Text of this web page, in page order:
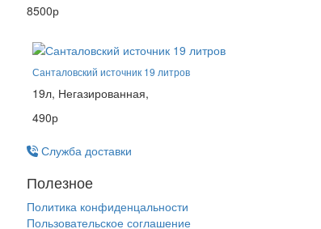
8500р
Санталовский источник 19 литров
19л, Негазированная,
490р
Служба доставки
Полезное
Политика конфиденцальности
Пользовательское соглашение